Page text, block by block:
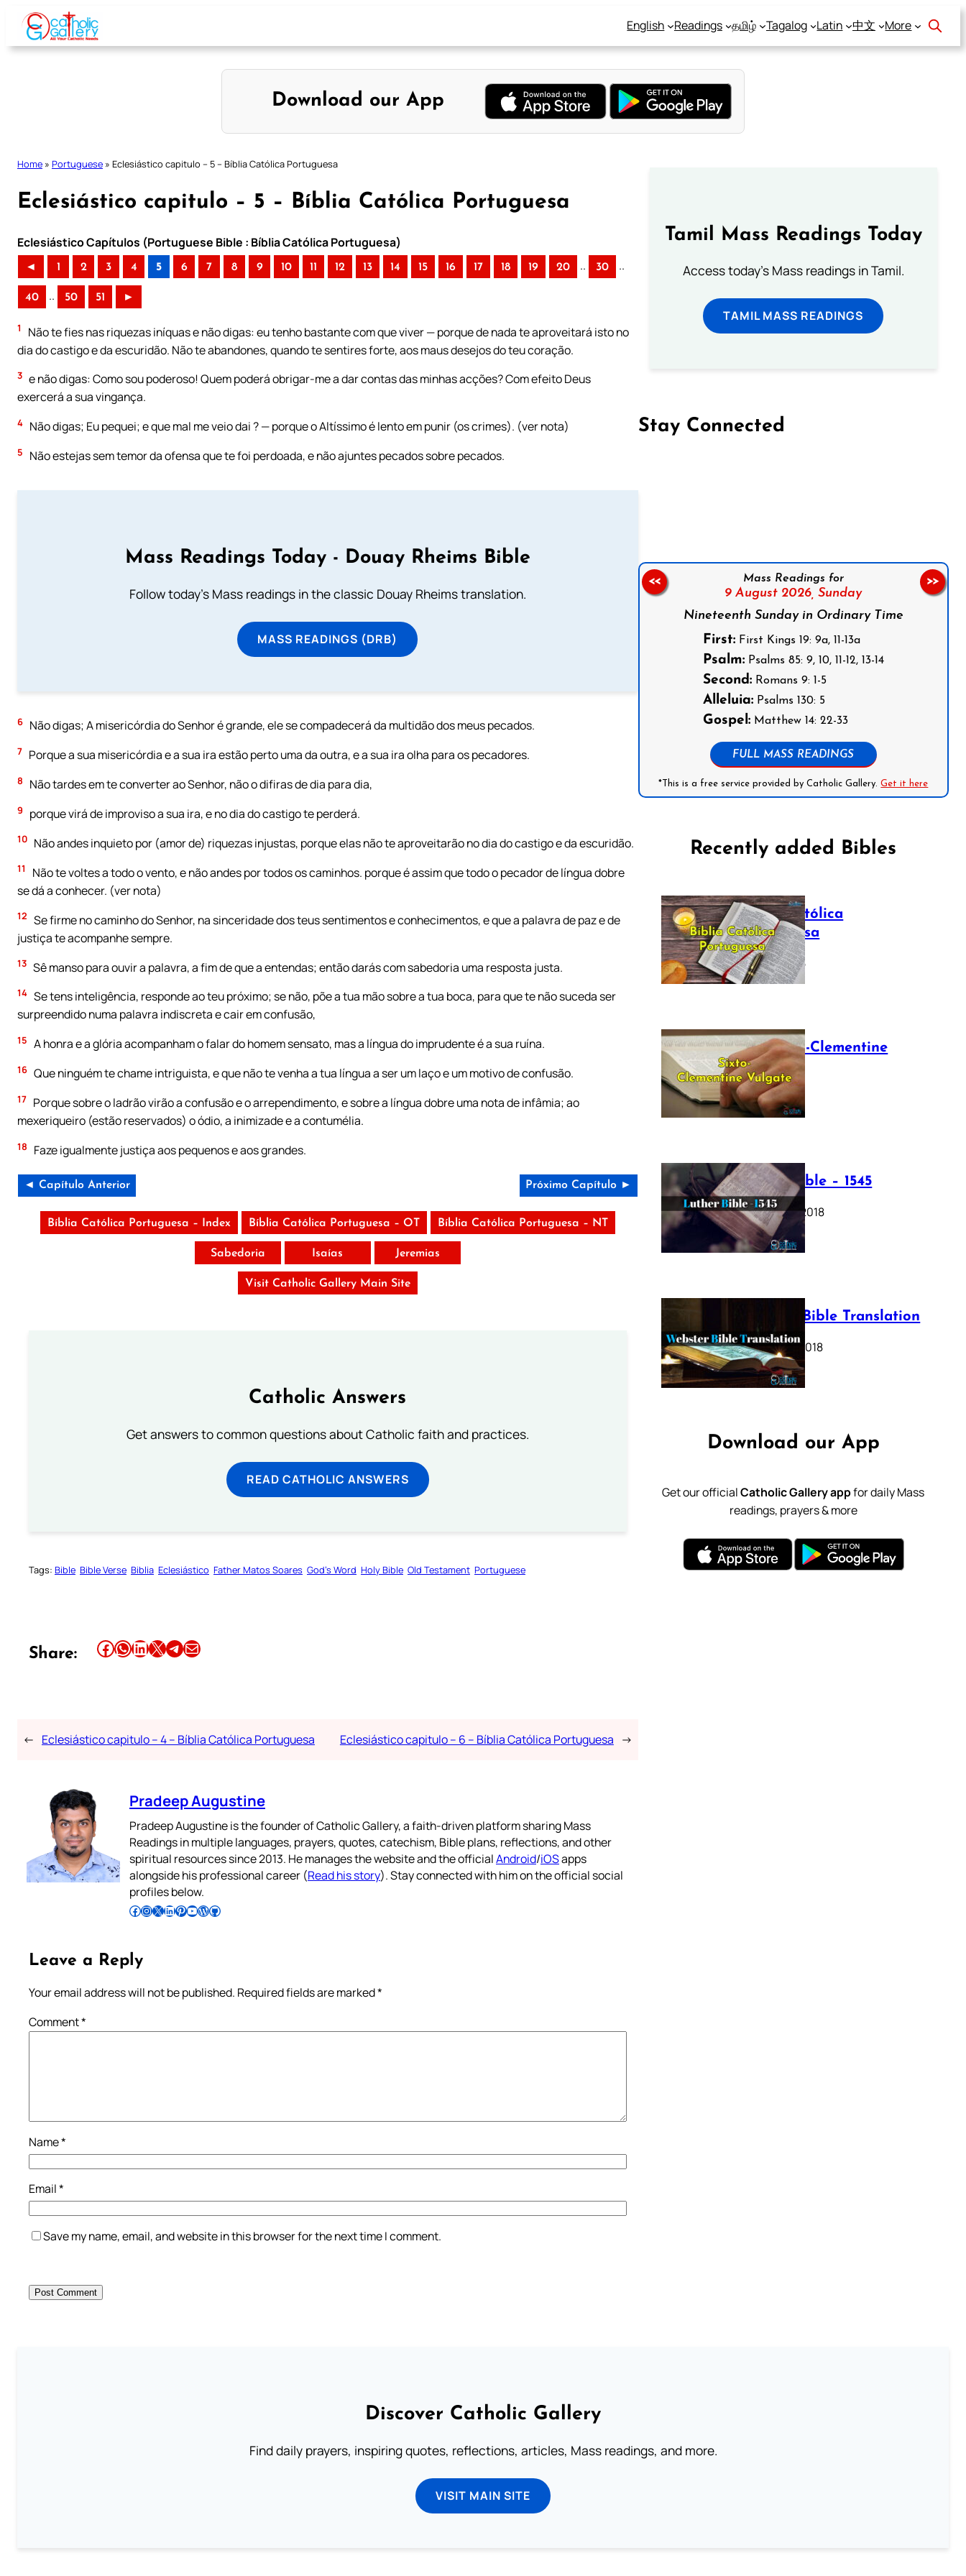
Skip
content
English Readings தமிழ் Tagalog Latin 中文 More
Download our App
Home » Portuguese » Eclesiástico capitulo – 5 – Bíblia Católica Portuguesa
Eclesiástico capitulo – 5 – Bíblia Católica Portuguesa
Eclesiástico Capítulos (Portuguese Bible : Bíblia Católica Portuguesa)
◄ 1 2 3 4 5 6 7 8 9 10 11 12 13 14 15 16 17 18 19 20 .. 30 ..
40 .. 50 51 ►
1
Não te fies nas riquezas iníquas e não digas: eu tenho bastante com que viver — porque de nada te aproveitará isto no
dia do castigo e da escuridão. Não te abandones, quando te sentires forte, aos maus desejos do teu coração.
3 e não digas: Como sou poderoso! Quem poderá obrigar-me a dar contas das minhas acções? Com efeito Deus
exercerá a sua vingança.
4 Não digas; Eu pequei; e que mal me veio dai ? — porque o Altíssimo é lento em punir (os crimes). (ver nota)
5 Não estejas sem temor da ofensa que te foi perdoada, e não ajuntes pecados sobre pecados.
Mass Readings Today - Douay Rheims Bible
Follow today's Mass readings in the classic Douay Rheims translation.
MASS READINGS (DRB)
6 Não digas; A misericórdia do Senhor é grande, ele se compadecerá da multidão dos meus pecados.
7 Porque a sua misericórdia e a sua ira estão perto uma da outra, e a sua ira olha para os pecadores.
8 Não tardes em te converter ao Senhor, não o difiras de dia para dia,
9 porque virá de improviso a sua ira, e no dia do castigo te perderá.
10 Não andes inquieto por (amor de) riquezas injustas, porque elas não te aproveitarão no dia do castigo e da escuridão.
11
Não te voltes a todo o vento, e não andes por todos os caminhos. porque é assim que todo o pecador de língua dobre
se dá a conhecer. (ver nota)
12 Se firme no caminho do Senhor, na sinceridade dos teus sentimentos e conhecimentos, e que a palavra de paz e de
justiça te acompanhe sempre.
13 Sê manso para ouvir a palavra, a fim de que a entendas; então darás com sabedoria uma resposta justa.
14 Se tens inteligência, responde ao teu próximo; se não, põe a tua mão sobre a tua boca, para que te não suceda ser
surpreendido numa palavra indiscreta e cair em confusão,
15 A honra e a glória acompanham o falar do homem sensato, mas a língua do imprudente é a sua ruína.
16 Que ninguém te chame intriguista, e que não te venha a tua língua a ser um laço e um motivo de confusão.
17 Porque sobre o ladrão virão a confusão e o arrependimento, e sobre a língua dobre uma nota de infâmia; ao
mexeriqueiro (estão reservados) o ódio, a inimizade e a contumélia.
18 Faze igualmente justiça aos pequenos e aos grandes.
◄ Capítulo Anterior Próximo Capítulo ►
Bíblia Católica Portuguesa – Index Bíblia Católica Portuguesa – OT Bíblia Católica Portuguesa – NT
Sabedoria Isaías Jeremias
Visit Catholic Gallery Main Site
Catholic Answers
Get answers to common questions about Catholic faith and practices.
READ CATHOLIC ANSWERS
Tags: Bible Bible Verse Biblia Eclesiástico Father Matos Soares God’s Word Holy Bible Old Testament Portuguese
Share: Share this article on Facebook Share this article on WhatsApp Share this article on LinkedIn Share this article on X Share this article on TelegramEmail this Article
← Eclesiástico capitulo – 4 – Bíblia Católica Portuguesa Eclesiástico capitulo – 6 – Bíblia Católica Portuguesa →
Pradeep Augustine
Pradeep Augustine is the founder of Catholic Gallery, a faith-driven platform sharing Mass
Readings in multiple languages, prayers, quotes, catechism, Bible plans, reflections, and other
spiritual resources since 2013. He manages the website and the officialAndroid/iOSapps
alongside his professional career (Read his story). Stay connected with him on the official social
profiles below.
Follow Pradeep on Facebook Follow Pradeep on InstagramFollow Pradeep on X Follow Pradeep on LinkedIn Follow Pradeep on Pinterest Subscribe to Pradeep’s Youtube Channel Follow Pradeep on WordPress Follow Pradeep on GitHub
Leave a Reply
Your email address will not be published. Required fields are marked*
Comment*
Name*
Email*
Save my name, email, and website in this browser for the next time I comment.
Tamil Mass Readings Today
Access today's Mass readings in Tamil.
TAMIL MASS READINGS
Stay Connected
Follow us on Facebook
Mass Readings for
9 August 2026, Sunday
Nineteenth Sunday in Ordinary Time
First:First Kings 19: 9a, 11-13a
Psalm:Psalms 85: 9, 10, 11-12, 13-14
Second:Romans 9: 1-5
Alleluia:Psalms 130: 5
Gospel:Matthew 14: 22-33
FULL MASS READINGS
*This is a free service provided by Catholic Gallery.Get it here
<< >>
Recently added Bibles
Bíblia Católica
Portuguesa
July 16, 2025
The Sixto-Clementine
Vulgate
July 12, 2025
Luther Bible – 1545
October 17, 2018
Webster Bible Translation
October 11, 2018
Download our App
Get our officialCatholic Gallery appfor daily Mass
readings, prayers & more
Discover Catholic Gallery
Find daily prayers, inspiring quotes, reflections, articles, Mass readings, and more.
VISIT MAIN SITE